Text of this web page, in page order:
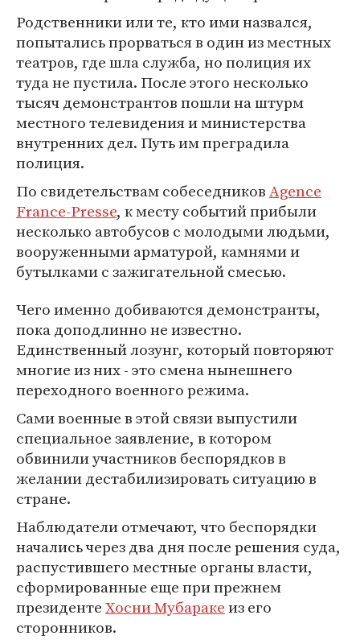
Родственники или те, кто ими назвался,
попытались прорваться в один из местных
театров, где шла служба, но полиция их
туда не пустила. После этого несколько
тысяч демонстрантов пошли на штурм
местного телевидения и министерства
внутренних дел. Путь им преградила
полиция.
По свидетельствам собеседниковAgence
France-Presse, к месту событий прибыли
несколько автобусов с молодыми людьми,
вооруженными арматурой, камнями и
бутылками с зажигательной смесью.
Чего именно добиваются демонстранты,
пока доподлинно не известно.
Единственный лозунг, который повторяют
многие из них - это смена нынешнего
переходного военного режима.
Сами военные в этой связи выпустили
специальное заявление, в котором
обвинили участников беспорядков в
желании дестабилизировать ситуацию в
стране.
Наблюдатели отмечают, что беспорядки
начались через два дня после решения суда,
распустившего местные органы власти,
сформированные еще при прежнем
президентеХосни Мубаракеиз его
сторонников.